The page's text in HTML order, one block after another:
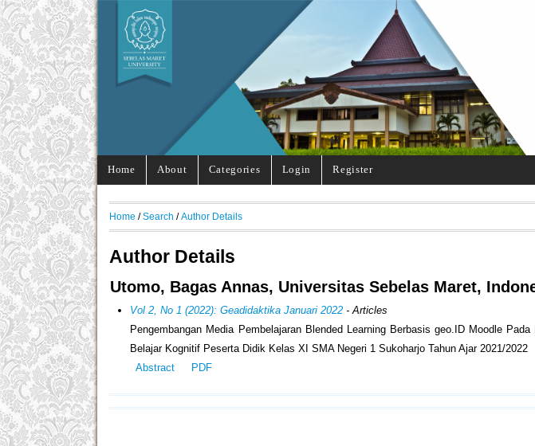
Home About Categories Login Register
Home / Search / Author Details
Author Details
Utomo, Bagas Annas, Universitas Sebelas Maret,
Vol 2, No 1 (2022): Geadidaktika Januari 2022 - Articles
Pengembangan Media Pembelajaran Blended Learning Berbasis geo.ID Moodle
Belajar Kognitif Peserta Didik Kelas XI SMA Negeri 1 Sukoharjo Tahun Ajar 2021/2022
Abstract
PDF